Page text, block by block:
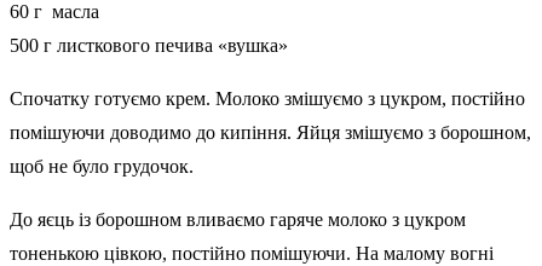
60 г масла
500 г листкового печива «вушка»
Спочатку готуємо крем. Молоко змішуємо з цукром, постійно
помішуючи доводимо до кипіння. Яйця змішуємо з борошном,
щоб не було грудочок.
До яєць із борошном вливаємо гаряче молоко з цукром
тоненькою цівкою, постійно помішуючи. На малому вогні